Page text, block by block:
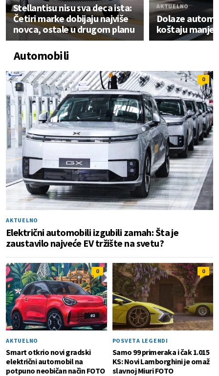
Stellantisu nisu sva deca ista:
Četiri marke dobijaju najviše
novca, ostale u drugom planu
AKTUELNO
Dolaze
koštaju manje
Automobili
0
AKTUELNO
Električni automobili izgubili zamah: Šta je
zaustavilo najveće EV tržište na svetu?
0
AKTUELNO
Smart otkrio novi gradski
električni automobil na
potpuno neobičan način FOTO
0
POSVETA LEGENDI
Samo 99 primeraka i čak 1.015
KS: Novi Lamborghini je omaž
slavnoj Miuri FOTO